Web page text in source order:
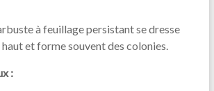
à feuillage persistant se dresse
haut et forme souvent des colonies.
: